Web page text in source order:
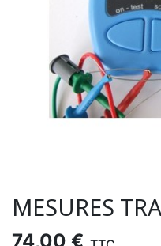
MESURES
74,00 €